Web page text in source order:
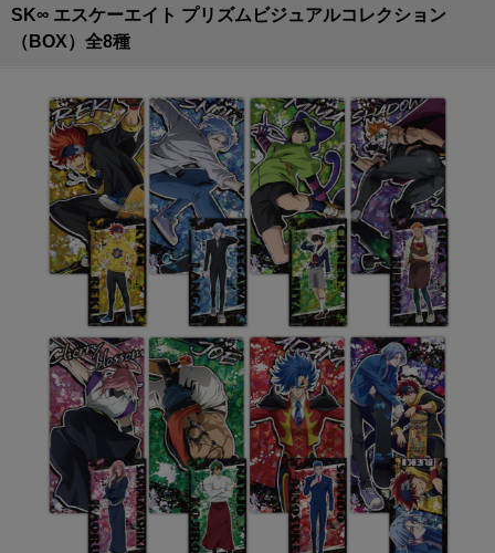
SK∞ エスケーエイト プリズムビジュアルコレクション
（BOX）全8種